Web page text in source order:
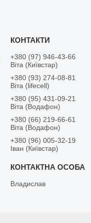
+380 (97) 946-43-66
Віта (Київстар)
+380 (93) 274-08-81
Віта (lifecell)
+380 (95) 431-09-21
Віта (Водафон)
+380 (66) 219-66-61
Віта (Водафон)
+380 (96) 005-32-19
Іван (Київстар)
Владислав